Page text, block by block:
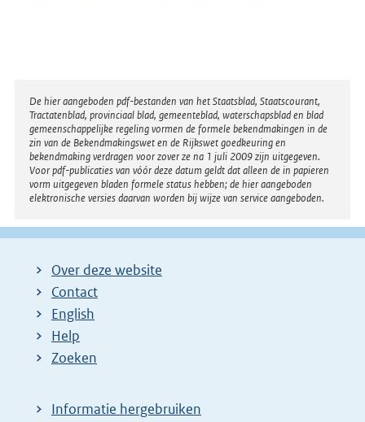
Disclaimer
De hier aangeboden pdf-bestanden van het Staatsblad, Staatscourant,
Tractatenblad, provinciaal blad, gemeenteblad, waterschapsblad en blad
gemeenschappelijke regeling vormen de formele bekendmakingen in de
zin van de Bekendmakingswet en de Rijkswet goedkeuring en
bekendmaking verdragen voor zover ze na 1 juli 2009 zijn uitgegeven.
Voor pdf-publicaties van vóór deze datum geldt dat alleen de in papieren
vorm uitgegeven bladen formele status hebben; de hier aangeboden
elektronische versies daarvan worden bij wijze van service aangeboden.
Over deze website
Contact
English
Help
Zoeken
Informatie hergebruiken